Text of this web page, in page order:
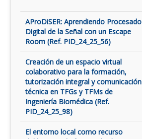
AProDiSER: Aprendiendo Procesado
Digital de la Señal con un Escape
Room (Ref. PID_24_25_56)
Creación de un espacio virtual
colaborativo para la formación,
tutorización integral y comunicación
técnica en TFGs y TFMs de
Ingeniería Biomédica (Ref.
PID_24_25_98)
El entorno local como recurso